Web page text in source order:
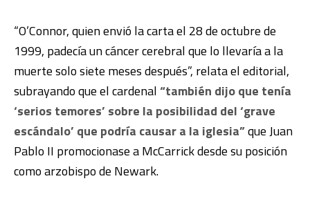
“O’Connor, quien envió la carta el 28 de octubre de
1999, padecía un cáncer cerebral que lo llevaría a la
muerte solo siete meses después”, relata el editorial,
subrayando que el cardenal“también dijo que tenía
‘serios temores’ sobre la posibilidad del ‘grave
escándalo’ que podría causar a la iglesia”que Juan
Pablo II promocionase a McCarrick desde su posición
como arzobispo de Newark.